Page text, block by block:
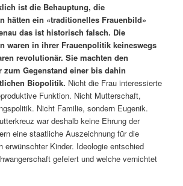
ist die Behauptung, die
hätten ein «traditionelles Frauenbild»
das ist historisch falsch. Die
waren in ihrer Frauenpolitik keineswegs
revolutionär. Sie machten den
Gegenstand einer bis dahin
Biopolitik. Nicht die Frau interessierte
Funktion. Nicht Mutterschaft,
Nicht Familie, sondern Eugenik.
war deshalb keine Ehrung der
eine staatliche Auszeichnung für die
erwünschter Kinder. Ideologie entschied
gefeiert und welche vernichtet